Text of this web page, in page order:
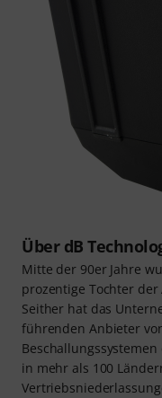
Über dB
Mitte der 90er Jahre
prozentige Tochter
Seither hat das
führenden Anbieter
in mehr als 100